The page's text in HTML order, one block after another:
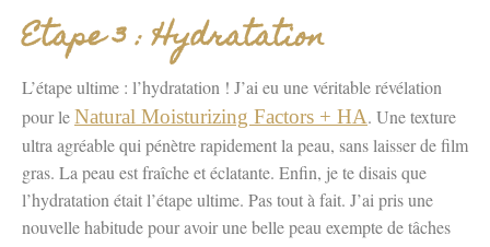
Etape 3 : Hydratation
L’étape ultime : l’hydratation ! J’ai eu une véritable révélation
pour leNatural Moisturizing Factors + HA. Une texture
ultra agréable qui pénètre rapidement la peau, sans laisser de film
gras. La peau est fraîche et éclatante. Enfin, je te disais que
l’hydratation était l’étape ultime. Pas tout à fait. J’ai pris une
nouvelle habitude pour avoir une belle peau exempte de tâches